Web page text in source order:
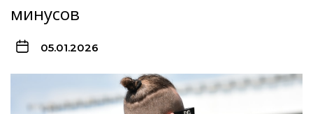
минусов
05.01.2026